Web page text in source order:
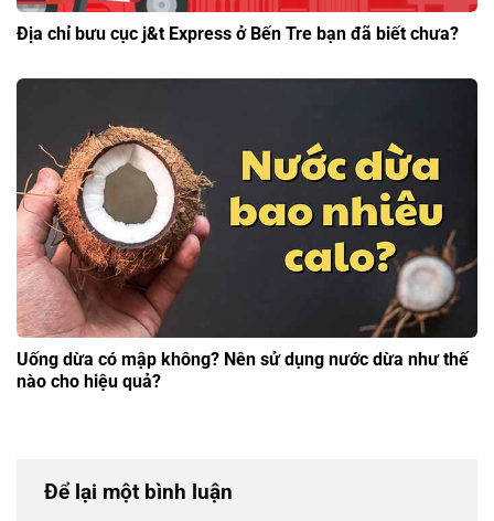
Địa chỉ bưu cục j&t Express ở Bến Tre bạn đã biết chưa?
Uống dừa có mập không? Nên sử dụng nước dừa như thế
nào cho hiệu quả?
Để lại một bình luận